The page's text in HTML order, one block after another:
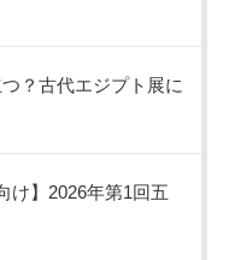
？古代エジプト展に
け】2026年第1回五